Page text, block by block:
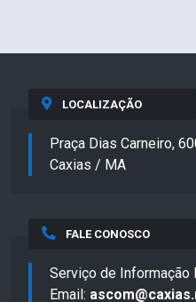
LOCALIZAÇÃO
Praça Dias Carneiro,
Caxias / MA
FALE CONOSCO
Serviço de Informação
Email: